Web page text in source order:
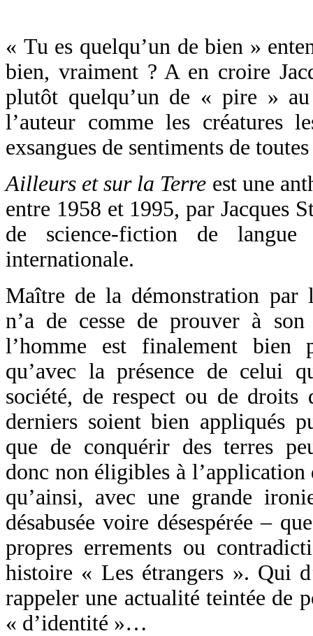
« Tu es quelqu’un de bien »
bien, vraiment ? A en croire
plutôt quelqu’un de « pire »
l’auteur comme les créatures
exsangues de sentiments de
Ailleurs et sur la Terre est une
entre 1958 et 1995, par Jacques
de science-fiction de
internationale.
Maître de la démonstration par
n’a de cesse de prouver à
l’homme est finalement bien
qu’avec la présence de celui
société, de respect ou de
derniers soient bien appliqués
que de conquérir des terres
donc non éligibles à l’application
qu’ainsi, avec une grande
désabusée voire désespérée –
propres errements ou
histoire « Les étrangers ». Qui
rappeler une actualité teintée de
« d’identité »…